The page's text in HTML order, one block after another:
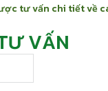
tư vấn chi tiết về
VẤN